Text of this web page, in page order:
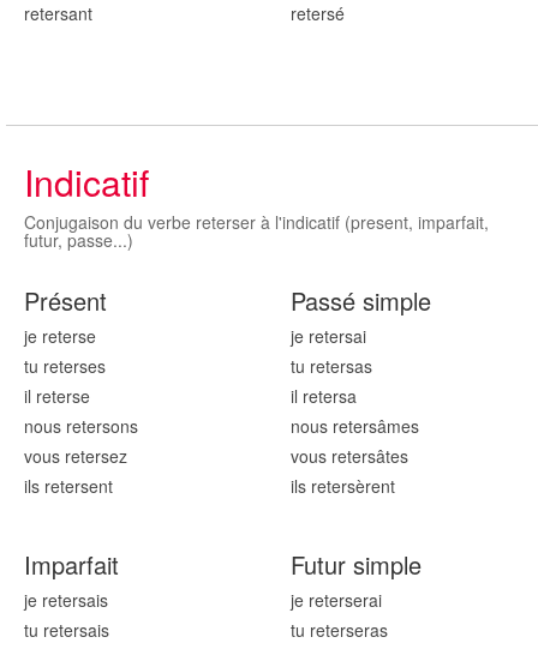
retersant retersé
Indicatif
Conjugaison du verbe reterser à l'indicatif (present, imparfait,
futur, passe...)
Présent
je reterse
tu reterses
il reterse
nous retersons
vous retersez
ils retersent
Passé simple
je retersai
tu retersas
il retersa
nous retersâmes
vous retersâtes
ils retersèrent
Imparfait
je retersais
tu retersais
Futur simple
je reterserai
tu reterseras